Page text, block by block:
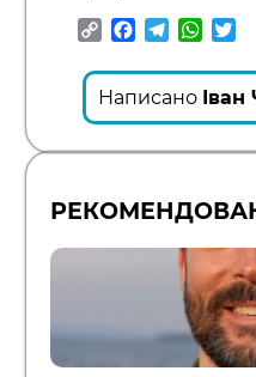
CopyFacebook
Telegram
Написано Іван